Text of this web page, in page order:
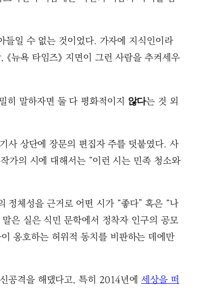
일 수 없는 것이었다. 가자에 지식인이라
뉴욕 타임즈》 지면이 그런 사람을 추켜세우
히 말하자면 둘 다 평화적이지 않다는 것 외
사 상단에 장문의 편집자 주를 덧붙였다. 사
가의 시에 대해서는 “이런 시는 민족 청소와
정체성을 근거로 어떤 시가 “좋다” 혹은 “나
은 실은 식민 문학에서 정착자 인구의 공모
옹호하는 허위적 동치를 비판하는 데에만
공격을 해댔다고, 특히 2014년에세상을 떠